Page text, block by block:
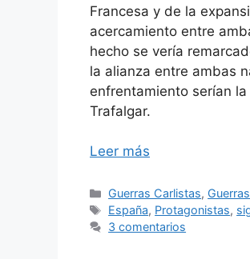
Francesa y de la
acercamiento entre
hecho se vería
la alianza entre ambas
enfrentamiento serían
Trafalgar.
Leer más
Categorías
Guerras Carlistas,
Etiquetas
España, Protagonistas,
3 comentarios